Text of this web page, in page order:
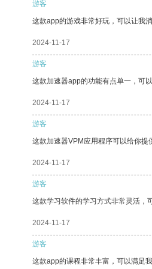
游客
这款app的游戏非常好玩，可以让我消
2024-11-17
游客
这款加速器app的功能有点单一，可
2024-11-17
游客
这款加速器VPM应用程序可以给你提
2024-11-17
游客
这款学习软件的学习方式非常灵活，
2024-11-17
游客
这款app的课程非常丰富，可以满足